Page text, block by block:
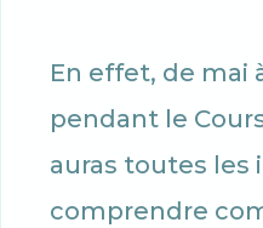
En effet, de mai
pendant le
auras toutes
comprendre